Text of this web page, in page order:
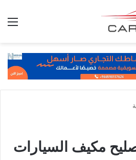
مكيف السيارات